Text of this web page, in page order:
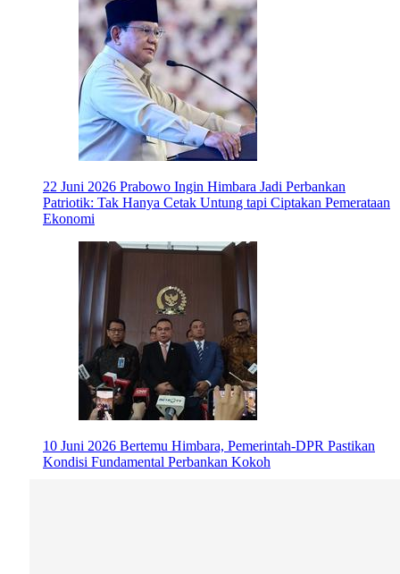
22 Juni 2026 Prabowo Ingin Himbara Jadi Perbankan
Patriotik: Tak Hanya Cetak Untung tapi Ciptakan Pemerataan
Ekonomi
10 Juni 2026 Bertemu Himbara, Pemerintah-DPR Pastikan
Kondisi Fundamental Perbankan Kokoh